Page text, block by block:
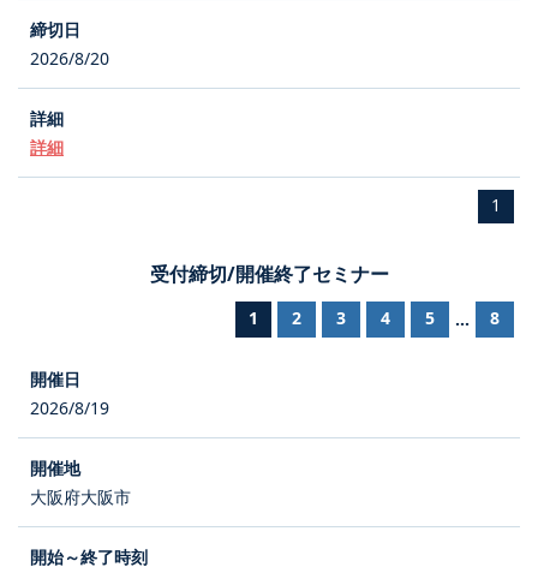
2026/8/20
詳細
1
受付締切/開催終了セミナー
1 2 3 4 5 ... 8
2026/8/19
大阪府大阪市